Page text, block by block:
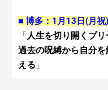
■ 博多：1月13日(月
「人生を切り開くブ
過去の呪縛から自分
える 」